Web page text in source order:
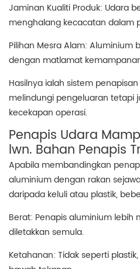
Jaminan Kualiti Produk: Udara
menghalang kecacatan dalam
Pilihan Mesra Alam: Aluminium
dengan matlamat
Hasilnya ialah sistem
melindungi pengeluaran tetapi
kecekapan operasi.
Penapis Udara
lwn. Bahan Penapis
Apabila membandingkan
aluminium dengan rakan
daripada keluli atau plastik,
Berat: Penapis aluminium lebih
diletakkan semula.
Ketahanan: Tidak seperti